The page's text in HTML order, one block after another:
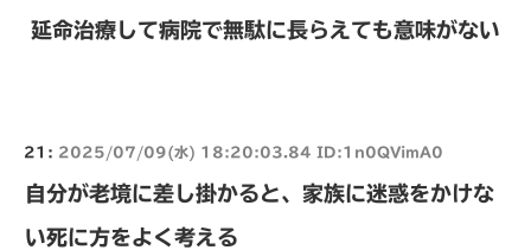
延命治療して病院で無駄に長らえても意味がない
21: 2025/07/09(水) 18:20:03.84 ID:1n0QVimA0
自分が老境に差し掛かると、家族に迷惑をかけな
い死に方をよく考える